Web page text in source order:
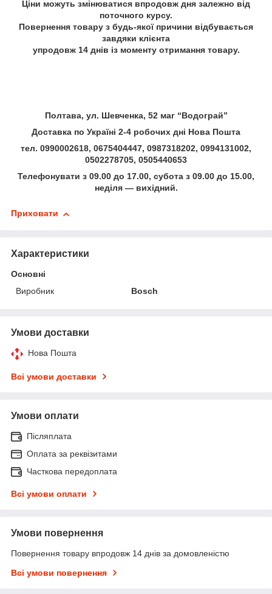
Ціни можуть змінюватися впродовж дня залежно від
поточного курсу.
Повернення товару з будь-якої причини відбувається
завдяки клієнта
упродовж 14 днів із моменту отримання товару.
Полтава, ул. Шевченка, 52 маг “Водограй”
Доставка по Україні 2-4 робочих дні Нова Пошта
тел. 0990002618, 0675404447, 0987318202, 0994131002,
0502278705, 0505440653
Телефонувати з 09.00 до 17.00, субота з 09.00 до 15.00,
неділя — вихідний.
Приховати
Характеристики
Основні
Виробник
Bosch
Умови доставки
Нова Пошта
Всі умови доставки
Умови оплати
Післяплата
Оплата за реквізитами
Часткова передоплата
Всі умови оплати
Умови повернення
Повернення товару впродовж 14 днів за домовленістю
Всі умови повернення